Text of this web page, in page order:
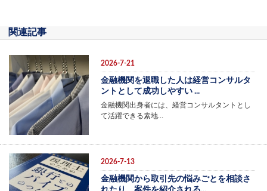
関連記事
2026-7-21
金融機関を退職した人は経営コンサルタ
ントとして成功しやすい ...
金融機関出身者には、経営コンサルタントとし
て活躍できる素地…
2026-7-13
金融機関から取引先の悩みごとを相談さ